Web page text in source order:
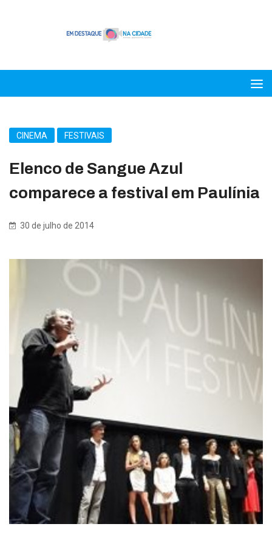
CINEMA FESTIVAIS
Elenco de Sangue Azul
comparece a festival em Paulínia
30 de julho de 2014